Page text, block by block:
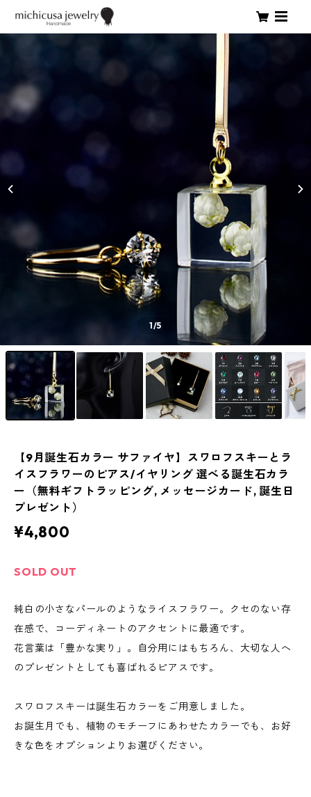
1/5
【9月誕生石カラー サファイヤ】スワロフスキーとラ
イスフラワーのピアス/イヤリング 選べる誕生石カラ
ー（無料ギフトラッピング, メッセージカード, 誕生日
プレゼント）
¥4,800
SOLD OUT
純白の小さなパールのようなライスフラワー。クセのない存
在感で、コーディネートのアクセントに最適です。
花言葉は「豊かな実り」。自分用にはもちろん、大切な人へ
のプレゼントとしても喜ばれるピアスです。
スワロフスキーは誕生石カラーをご用意しました。
お誕生月でも、植物のモチーフにあわせたカラーでも、お好
きな色をオプションよりお選びください。